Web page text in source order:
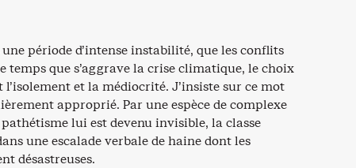
période d’intense instabilité, que les conflits
temps que s’aggrave la crise climatique, le choix
l’isolement et la médiocrité. J’insiste sur ce mot
approprié. Par une espèce de complexe
lui est devenu invisible, la classe
une escalade verbale de haine dont les
désastreuses.